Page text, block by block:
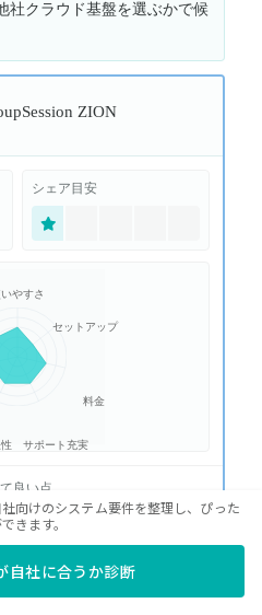
社クラウド基盤を選ぶかで候
ZION
シェア目安
やすさ
セットアップ
料金
サポート充実
良い点
模環境や自社管理を意識した構
や運用設計を残しやすいです。
向けのシステム要件を整理し、ぴった
きます。
自社に合うか診断